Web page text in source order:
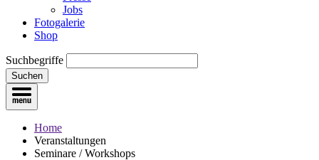
Jobs
Fotogalerie
Shop
Suchbegriffe
Suchen
Home
Veranstaltungen
Seminare / Workshops